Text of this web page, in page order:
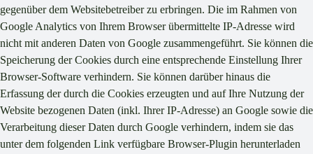
gegenüber dem Websitebetreiber zu erbringen. Die im Rahmen von
Google Analytics von Ihrem Browser übermittelte IP-Adresse wird
nicht mit anderen Daten von Google zusammengeführt. Sie können die
Speicherung der Cookies durch eine entsprechende Einstellung Ihrer
Browser-Software verhindern. Sie können darüber hinaus die
Erfassung der durch die Cookies erzeugten und auf Ihre Nutzung der
Website bezogenen Daten (inkl. Ihrer IP-Adresse) an Google sowie die
Verarbeitung dieser Daten durch Google verhindern, indem sie das
unter dem folgenden Link verfügbare Browser-Plugin herunterladen